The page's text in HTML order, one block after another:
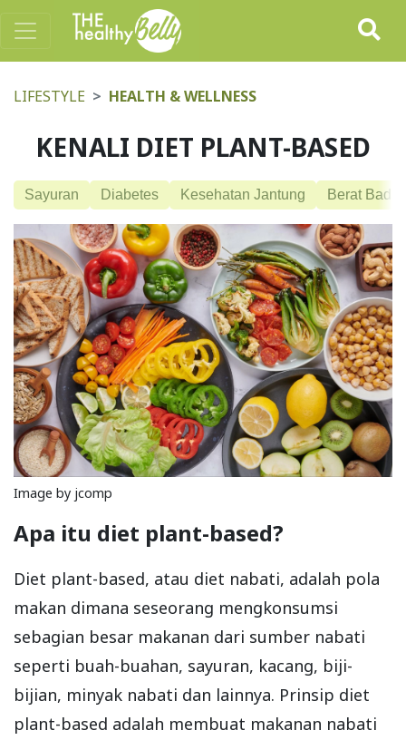
LIFESTYLE HEALTH & WELLNESS
KENALI DIET PLANT-BASED
Sayuran Diabetes Kesehatan Jantung Berat
Image by jcomp
Apa itu diet plant-based?
Diet plant-based, atau diet nabati, adalah pola
makan dimana seseorang mengkonsumsi
sebagian besar makanan dari sumber nabati
seperti buah-buahan, sayuran, kacang, biji-
bijian, minyak nabati dan lainnya. Prinsip diet
plant-based adalah membuat makanan nabati